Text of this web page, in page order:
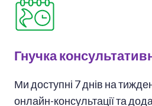
Гнучка
Ми доступні 7 днів на
онлайн-консультації та